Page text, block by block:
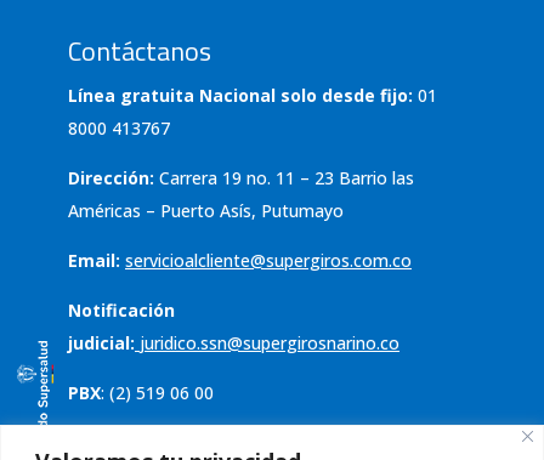
Contáctanos
Línea gratuita Nacional solo desde fijo: 01
8000 413767
Dirección: Carrera 19 no. 11 – 23 Barrio las
Américas – Puerto Asís, Putumayo
Email: servicioalcliente@supergiros.com.co
Notificación
judicial: juridico.ssn@supergirosnarino.co
PBX: (2) 519 06 00